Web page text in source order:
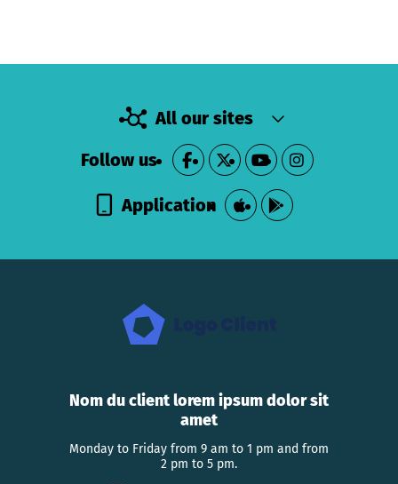
All our sites
Follow us
Application
Nom du client lorem ipsum dolor sit
amet
Monday to Friday from 9 am to 1 pm and from
2 pm to 5 pm.